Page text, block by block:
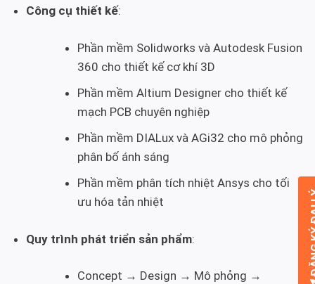
Công cụ thiết kế:
Phần mềm Solidworks và Autodesk Fusion
360 cho thiết kế cơ khí 3D
Phần mềm Altium Designer cho thiết kế
mạch PCB chuyên nghiệp
Phần mềm DIALux và AGi32 cho mô phỏng
phân bố ánh sáng
Phần mềm phân tích nhiệt Ansys cho tối
ưu hóa tản nhiệt
Quy trình phát triển sản phẩm:
Concept → Design → Mô phỏng →